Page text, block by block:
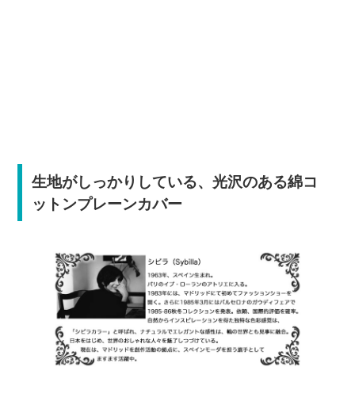
生地がしっかりしている、光沢のある綿コ
ットンプレーンカバー